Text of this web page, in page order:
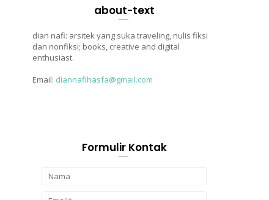
about-text
dian nafi: arsitek yang suka traveling, nulis fiksi
dan nonfiksi; books, creative and digital
enthusiast.
Email: diannafihasfa@gmail.com
Formulir Kontak